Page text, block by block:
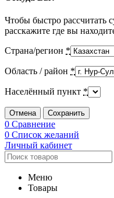
Чтобы быстро рассчитать
расскажите где вы
Страна/регион *
Область / район *
Населённый пункт *
Отмена Сохранить
0 Сравнение
0 Список желаний
Личный кабинет
Меню
Товары